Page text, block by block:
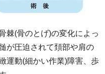
棘(骨のとげ)の変化によっ
が圧迫されて頚部や肩の
運動(細かい作業)障害、歩